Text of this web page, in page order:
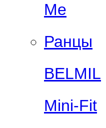
Me
Ранцы
BELMIL
Mini-Fit